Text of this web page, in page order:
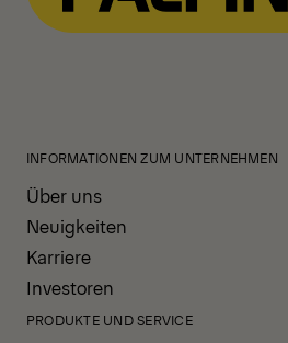
INFORMATIONEN ZUM UNTERNEHMEN
Über uns
Neuigkeiten
Karriere
Investoren
PRODUKTE UND SERVICE